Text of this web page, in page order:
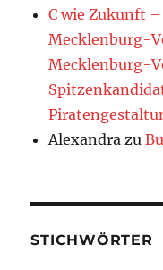
C wie Zukunft
Mecklenburg-
Mecklenburg-
Alexandra zu
STICHWÖRTER